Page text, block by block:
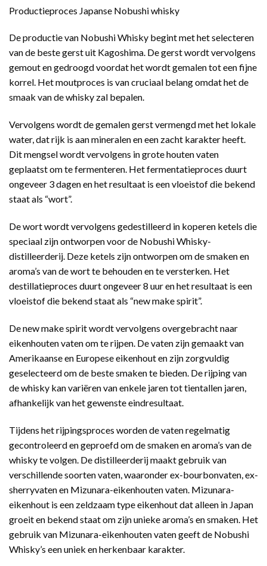
Productieproces Japanse Nobushi whisky
De productie van Nobushi Whisky begint met het selecteren
van de beste gerst uit Kagoshima. De gerst wordt vervolgens
gemout en gedroogd voordat het wordt gemalen tot een fijne
korrel. Het moutproces is van cruciaal belang omdat het de
smaak van de whisky zal bepalen.
Vervolgens wordt de gemalen gerst vermengd met het lokale
water, dat rijk is aan mineralen en een zacht karakter heeft.
Dit mengsel wordt vervolgens in grote houten vaten
geplaatst om te fermenteren. Het fermentatieproces duurt
ongeveer 3 dagen en het resultaat is een vloeistof die bekend
staat als “wort”.
De wort wordt vervolgens gedestilleerd in koperen ketels die
speciaal zijn ontworpen voor de Nobushi Whisky-
distilleerderij. Deze ketels zijn ontworpen om de smaken en
aroma’s van de wort te behouden en te versterken. Het
destillatieproces duurt ongeveer 8 uur en het resultaat is een
vloeistof die bekend staat als “new make spirit”.
De new make spirit wordt vervolgens overgebracht naar
eikenhouten vaten om te rijpen. De vaten zijn gemaakt van
Amerikaanse en Europese eikenhout en zijn zorgvuldig
geselecteerd om de beste smaken te bieden. De rijping van
de whisky kan variëren van enkele jaren tot tientallen jaren,
afhankelijk van het gewenste eindresultaat.
Tijdens het rijpingsproces worden de vaten regelmatig
gecontroleerd en geproefd om de smaken en aroma’s van de
whisky te volgen. De distilleerderij maakt gebruik van
verschillende soorten vaten, waaronder ex-bourbonvaten, ex-
sherryvaten en Mizunara-eikenhouten vaten. Mizunara-
eikenhout is een zeldzaam type eikenhout dat alleen in Japan
groeit en bekend staat om zijn unieke aroma’s en smaken. Het
gebruik van Mizunara-eikenhouten vaten geeft de Nobushi
Whisky’s een uniek en herkenbaar karakter.